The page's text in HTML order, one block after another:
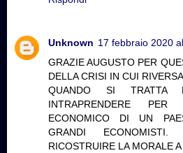
Unknown 17 febbraio 2020
GRAZIE AUGUSTO PER
DELLA CRISI IN CUI
QUANDO SI TRATTA
INTRAPRENDERE PER
ECONOMICO DI UN
GRANDI
RICOSTRUIRE LA MORALE